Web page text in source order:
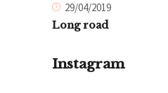
29/04/2019
Long road
Instagram